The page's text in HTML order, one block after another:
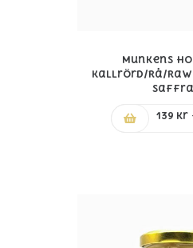
Munkens
Kallrörd/Rå/
139 kr